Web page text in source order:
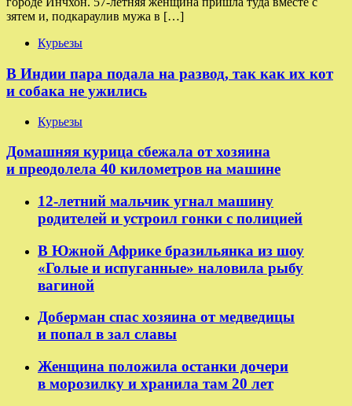
зятем и, подкараулив мужа в […]
Курьезы
В Индии пара подала на развод, так как их кот
и собака не ужились
Курьезы
Домашняя курица сбежала от хозяина
и преодолела 40 километров на машине
12-летний мальчик угнал машину
родителей и устроил гонки с полицией
В Южной Африке бразильянка из шоу
«Голые и испуганные» наловила рыбу
вагиной
Доберман спас хозяина от медведицы
и попал в зал славы
Женщина положила останки дочери
в морозилку и хранила там 20 лет